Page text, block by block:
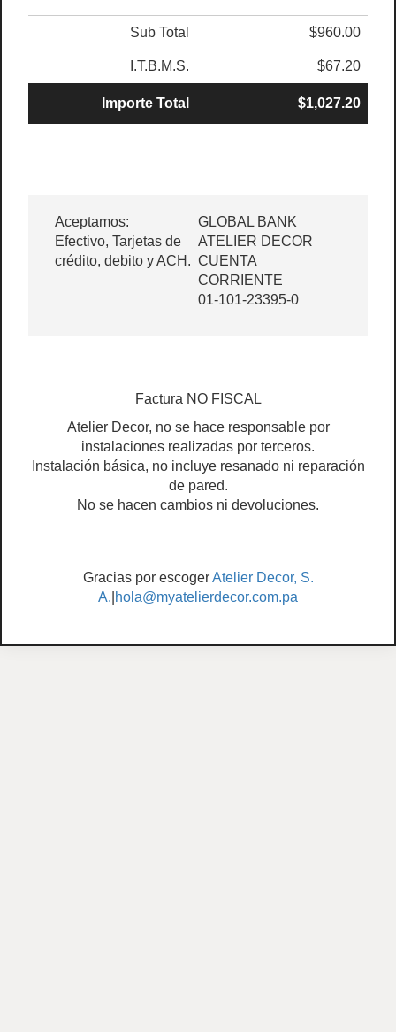
Sub Total $960.00
I.T.B.M.S. $67.20
Importe Total $1,027.20
Aceptamos:
Efectivo, Tarjetas de
crédito, debito y ACH.
GLOBAL BANK
ATELIER DECOR
CUENTA
CORRIENTE
01-101-23395-0
Factura NO FISCAL
Atelier Decor, no se hace responsable por
instalaciones realizadas por terceros.
Instalación básica, no incluye resanado ni reparación
de pared.
No se hacen cambios ni devoluciones.
Gracias por escogerAtelier Decor, S.
A. hola@myatelierdecor.com.pa